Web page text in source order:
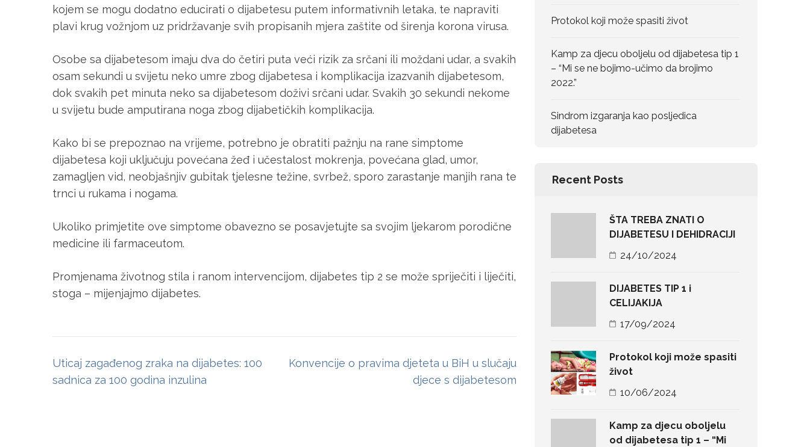
kojem se mogu dodatno educirati o dijabetesu putem informativnih letaka, te napraviti
plavi krug vožnjom uz pridržavanje svih propisanih mjera zaštite od širenja korona virusa.
Osobe sa dijabetesom imaju dva do četiri puta veći rizik za srčani ili moždani udar, a svakih
osam sekundi u svijetu neko umre zbog dijabetesa i komplikacija izazvanih dijabetesom,
dok svakih pet minuta neko sa dijabetesom doživi srčani udar. Svakih 30 sekundi nekome
u svijetu bude amputirana noga zbog dijabetičkih komplikacija.
Kako bi se prepoznao na vrijeme, potrebno je obratiti pažnju na rane simptome
dijabetesa koji uključuju povećana žeđ i učestalost mokrenja, povećana glad, umor,
zamagljen vid, neobjašnjiv gubitak tjelesne težine, svrbež, sporo zarastanje manjih rana te
trnci u rukama i nogama.
Ukoliko primjetite ove simptome obavezno se posavjetujte sa svojim ljekarom porodične
medicine ili farmaceutom.
Promjenama životnog stila i ranom intervencijom, dijabetes tip 2 se može spriječiti i liječiti,
stoga – mijenjajmo dijabetes.
Post
navigation
Uticaj zagađenog zraka na dijabetes: 100
sadnica za 100 godina inzulina
Konvencije o pravima djeteta u BiH u slučaju
djece s dijabetesom
Protokol koji može spasiti život
Kamp za djecu oboljelu od dijabetesa tip 1
– “Mi se ne bojimo-učimo da brojimo
2022.”
Sindrom izgaranja kao posljedica
dijabetesa
Recent Posts
ŠTA TREBA ZNATI O
DIJABETESU I DEHIDRACIJI
24/10/2024
DIJABETES TIP 1 i
CELIJAKIJA
17/09/2024
Protokol koji može spasiti
život
10/06/2024
Kamp za djecu oboljelu
od dijabetesa tip 1 – “Mi